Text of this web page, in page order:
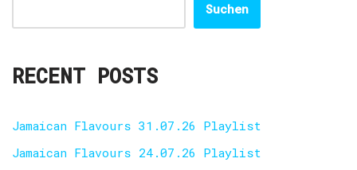
Suchen
RECENT POSTS
Jamaican Flavours 31.07.26 Playlist
Jamaican Flavours 24.07.26 Playlist